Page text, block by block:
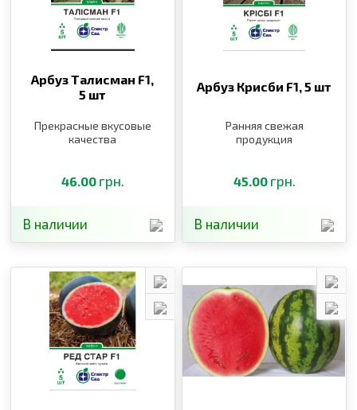
Арбуз Талисман F1,
5 шт
Прекрасные вкусовые
качества
46.00 грн.
В наличии
Арбуз Крисби F1,5 шт
Ранняя свежая
продукция
45.00 грн.
В наличии